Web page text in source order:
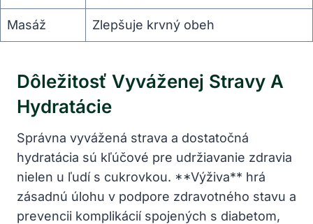
Masáž Zlepšuje krvný obeh
Dôležitosť Vyváženej Stravy A
Hydratácie
Správna vyvážená strava a dostatočná
hydratácia sú kľúčové pre udržiavanie zdravia
nielen u ľudí s cukrovkou. **Výživa** hrá
zásadnú úlohu v podpore zdravotného stavu a
prevencii komplikácií spojených s diabetom,